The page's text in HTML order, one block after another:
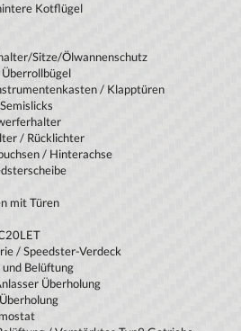
Kotflügel
Sitze/Ölwannenschutz
/ Klapptüren
/ Rücklichter
/ Hinterachse
mit Türen
/ Speedster-Verdeck
Belüftung
Überholung